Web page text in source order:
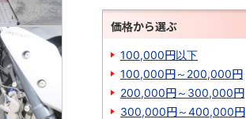
価格から選ぶ
100,000円以下
100,000円～200,000円
200,000円～300,000円
300,000円～400,000円